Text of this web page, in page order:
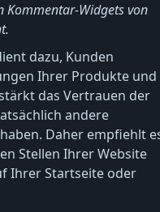
Kommentar-Widgets von
dazu, Kunden
Ihrer Produkte und
das Vertrauen der
andere
Daher empfiehlt
Stellen Ihrer Website
Ihrer Startseite oder